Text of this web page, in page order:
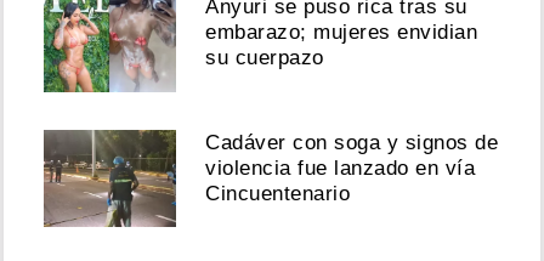
Los
inician
nueva
era
internacional
con
Anyuri se puso rica tras su
embarazo; mujeres envidian
su cuerpazo
Cadáver con soga y signos de
violencia fue lanzado en vía
Cincuentenario